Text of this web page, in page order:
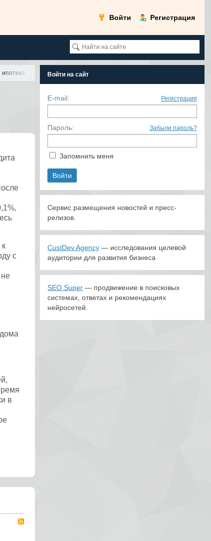
Войти Регистрация
с
не
в
Войти на сайт
E-mail: Регистрация
Пароль: Забыли пароль?
Запомнить меня
Сервис размещения новостей и пресс-
релизов.
CustDev Agency — исследования целевой
аудитории для развития бизнеса
SEO Super — продвижение в поисковых
системах, ответах и рекомендациях
нейросетей.